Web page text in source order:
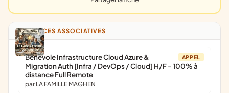
ANNONCES ASSOCIATIVES
APPEL
Bénévole Infrastructure Cloud Azure &
Migration Auth [Infra / DevOps / Cloud] H/F - 100% à
distance Full Remote
par LA FAMILLE MAGHEN